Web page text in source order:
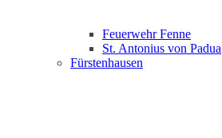
Feuerwehr Fenne
St. Antonius von Padua
Fürstenhausen